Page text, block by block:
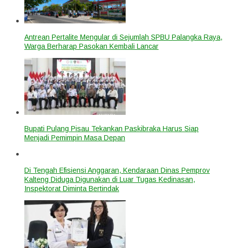
Antrean Pertalite Mengular di Sejumlah SPBU Palangka Raya,
Warga Berharap Pasokan Kembali Lancar
Bupati Pulang Pisau Tekankan Paskibraka Harus Siap
Menjadi Pemimpin Masa Depan
Di Tengah Efisiensi Anggaran, Kendaraan Dinas Pemprov
Kalteng Diduga Digunakan di Luar Tugas Kedinasan,
Inspektorat Diminta Bertindak